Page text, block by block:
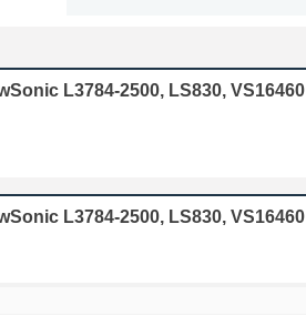
L3784-2500, LS830, VS16460
L3784-2500, LS830, VS16460